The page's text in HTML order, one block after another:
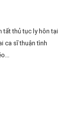
tất thủ tục ly hôn tại
ca sĩ thuận tình